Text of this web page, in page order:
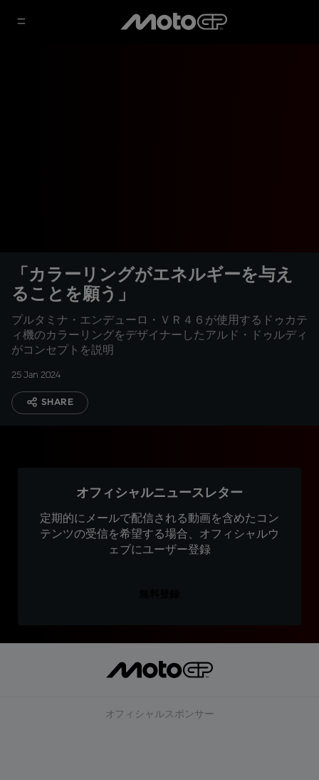
「カラーリングがエネルギーを与え
ることを願う」
プルタミナ・エンデューロ・ＶＲ４６が使用するドゥカテ
ィ機のカラーリングをデザイナーしたアルド・ドゥルディ
がコンセプトを説明
25 Jan 2024
SHARE
オフィシャルニュースレター
定期的にメールで配信される動画を含めたコン
テンツの受信を希望する場合、オフィシャルウ
ェブにユーザー登録
オフィシャルスポンサー